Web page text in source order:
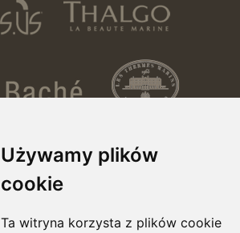
Używamy plików
cookie
Ta witryna korzysta z plików cookie